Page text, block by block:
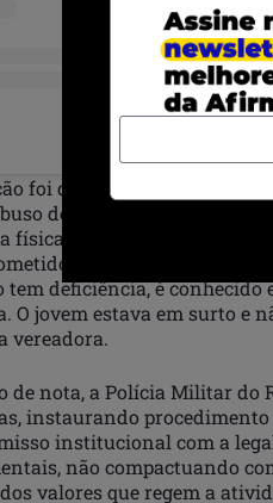
A post shared by
foi denunciada pela
de Autoridade (Lei nº
física ou moral por parte de
algum ato de
tem deficiência, é
O jovem estava em surto e
vereadora.
de nota, a Polícia Militar do
instaurando procedimento
institucional com a
não compactuando
valores que regem a